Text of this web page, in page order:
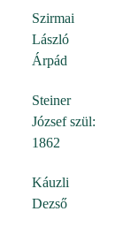
Szirmai
László
Árpád
Steiner
József szül:
1862
Káuzli
Dezső